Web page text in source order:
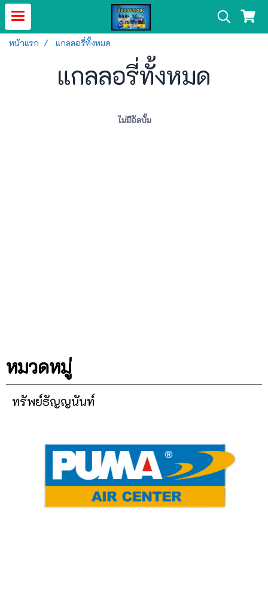
หน้าแรก แกลลอรี่ทั้งหมด
แกลลอรี่ทั้งหมด
ไม่มีอัลบั้ม
หมวดหมู่
ทรัพย์ธัญญนันท์